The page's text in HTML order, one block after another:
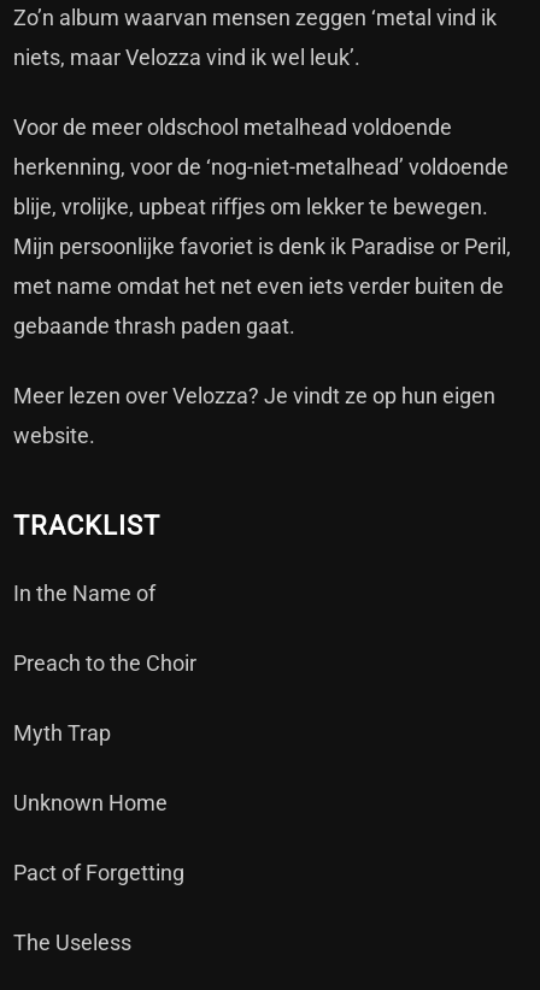
Zo’n album waarvan mensen zeggen ‘metal vind ik
niets, maar Velozza vind ik wel leuk’.
Voor de meer oldschool metalhead voldoende
herkenning, voor de ‘nog-niet-metalhead’ voldoende
blije, vrolijke, upbeat riffjes om lekker te bewegen.
Mijn persoonlijke favoriet is denk ik Paradise or Peril,
met name omdat het net even iets verder buiten de
gebaande thrash paden gaat.
Meer lezen over Velozza? Je vindt ze op hun eigen
website.
TRACKLIST
In the Name of
Preach to the Choir
Myth Trap
Unknown Home
Pact of Forgetting
The Useless